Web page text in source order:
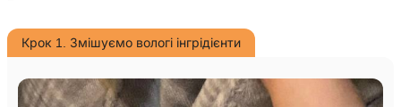
Крок 1. Змішуємо вологі інгрідієнти